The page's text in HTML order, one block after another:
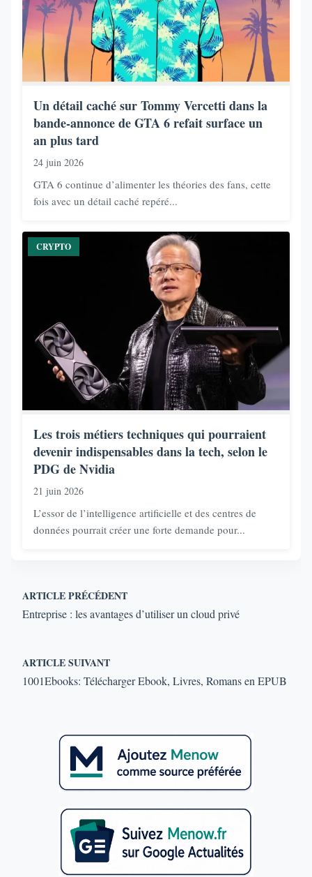
Un détail caché sur Tommy Vercetti dans la
bande-annonce de GTA 6 refait surface un
an plus tard
24 juin 2026
GTA 6 continue d’alimenter les théories des fans, cette
fois avec un détail caché repéré...
CRYPTO
Les trois métiers techniques qui pourraient
devenir indispensables dans la tech, selon le
PDG de Nvidia
21 juin 2026
L’essor de l’intelligence artificielle et des centres de
données pourrait créer une forte demande pour...
ARTICLE PRÉCÉDENT
Entreprise : les avantages d’utiliser un cloud privé
ARTICLE SUIVANT
1001Ebooks: Télécharger Ebook, Livres, Romans en EPUB